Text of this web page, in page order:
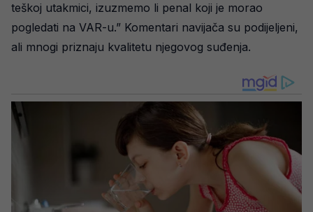
teškoj utakmici, izuzmemo li penal koji je morao
pogledati na VAR-u.” Komentari navijača su podijeljeni,
ali mnogi priznaju kvalitetu njegovog suđenja.